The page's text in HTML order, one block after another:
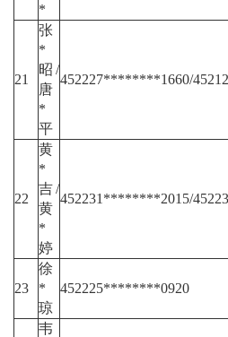
*
21
张
*
昭/
唐
*
平
452227********1660/
22
黄
*
吉/
黄
*
婷
452231********2015/
23
徐
*
琼
452225********0920
韦